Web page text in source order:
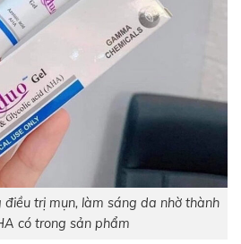
điều trị mụn, làm sáng da nhờ thành
có trong sản phẩm